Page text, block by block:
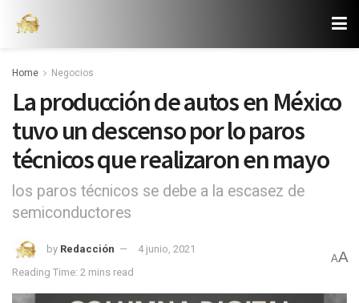
Home Negocios
La producción de autos en México
tuvo un descenso por lo paros
técnicos que realizaron en mayo
los paros técnicos se debe a la escasez de
semiconductores
by Redacción
4 junio, 2021
Reading Time: 2 mins read
AA